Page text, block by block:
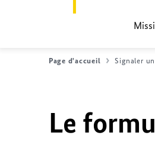
Page d'accueil Signaler
Le